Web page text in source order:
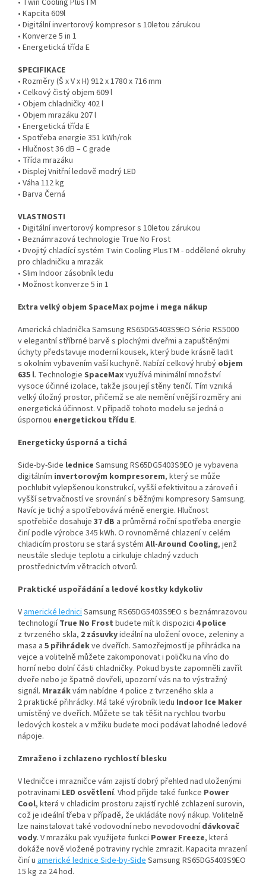
• Twin Cooling PlusTM
• Kapcita 609l
• Digitální invertorový kompresor s 10letou zárukou
• Konverze 5 in 1
• Energetická třída E
SPECIFIKACE
• Rozměry (Š x V x H) 912 x 1780 x 716 mm
• Celkový čistý objem 609 l
• Objem chladničky 402 l
• Objem mrazáku 207 l
• Energetická třída E
• Spotřeba energie 351 kWh/rok
• Hlučnost 36 dB – C grade
• Třída mrazáku
• Displej Vnitřní ledově modrý LED
• Váha 112 kg
• Barva Černá
VLASTNOSTI
• Digitální invertorový kompresor s 10letou zárukou
• Beznámrazová technologie True No Frost
• Dvojitý chladící systém Twin Cooling PlusTM - oddělené okruhy
pro chladničku a mrazák
• Slim Indoor zásobník ledu
• Možnost konverze 5 in 1
Extra velký objem SpaceMax pojme i mega nákup
Americká chladnička Samsung RS65DG5403S9EO Série RS5000
v elegantní stříbrné barvě s plochými dveřmi a zapuštěnými
úchyty představuje moderní kousek, který bude krásně ladit
s okolním vybavením vaší kuchyně. Nabízí celkový hrubý objem
635 l. Technologie SpaceMaxvyužívá minimální množství
vysoce účinné izolace, takže jsou její stěny tenčí. Tím vzniká
velký úložný prostor, přičemž se ale nemění vnější rozměry ani
energetická účinnost. V případě tohoto modelu se jedná o
úspornou energetickou třídu E.
Energeticky úsporná a tichá
Side-by-Side lednice Samsung RS65DG5403S9EO je vybavena
digitálním invertorovým kompresorem, který se může
pochlubit vylepšenou konstrukcí, vyšší efektivitou a zároveň i
vyšší setrvačností ve srovnání s běžnými kompresory Samsung.
Navíc je tichý a spotřebovává méně energie. Hlučnost
spotřebiče dosahuje 37 dB a průměrná roční spotřeba energie
činí podle výrobce 345 kWh. O rovnoměrné chlazení v celém
chladicím prostoru se stará systém All-Around Cooling, jenž
neustále sleduje teplotu a cirkuluje chladný vzduch
prostřednictvím větracích otvorů.
Praktické uspořádání a ledové kostky kdykoliv
Vamerické ledniciSamsung RS65DG5403S9EO s beznámrazovou
technologiíTrue No Frost budete mít k dispozici 4 police
z tvrzeného skla, 2 zásuvkyideální na uložení ovoce, zeleniny a
masa a 5 přihrádekve dveřích. Samozřejmostí je přihrádka na
vejce a volitelně můžete zakomponovat i poličku na víno do
horní nebo dolní části chladničky. Pokud byste zapomněli zavřít
dveře nebo je špatně dovřeli, upozorní vás na to výstražný
signál. Mrazákvám nabídne 4 police z tvrzeného skla a
2 praktické přihrádky. Má také výrobník ledu Indoor Ice Maker
umístěný ve dveřích. Můžete se tak těšit na rychlou tvorbu
ledových kostek a v mžiku budete moci podávat lahodné ledové
nápoje.
Zmraženo i zchlazeno rychlostí blesku
V ledničce i mrazničce vám zajistí dobrý přehled nad uloženými
potravinami LED osvětlení. Vhod přijde také funkce Power
Cool, která v chladicím prostoru zajistí rychlé zchlazení surovin,
což je ideální třeba v případě, že ukládáte nový nákup. Volitelně
lze nainstalovat také vodovodní nebo nevodovodnídávkovač
vody. V mrazáku pak využijete funkci Power Freeze, která
dokáže nově vložené potraviny rychle zmrazit. Kapacita mrazení
činí u americké lednice Side-by-SideSamsung RS65DG5403S9EO
15 kg za 24 hod.